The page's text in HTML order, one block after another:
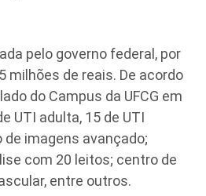
pelo governo federal, por
milhões de reais. De acordo
do Campus da UFCG em
UTI adulta, 15 de UTI
de imagens avançado;
com 20 leitos; centro de
entre outros.